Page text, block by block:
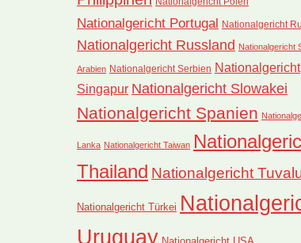
Nationalgericht Portugal Nationalgericht
Nationalgericht Russland Nationalgericht
Arabien Nationalgericht Serbien Nationalgericht
Singapur Nationalgericht Slowakei
Nationalgericht Spanien
Lanka Nationalgericht Taiwan
Thailand Nationalgericht
Nationalgericht Türkei
Uruguay